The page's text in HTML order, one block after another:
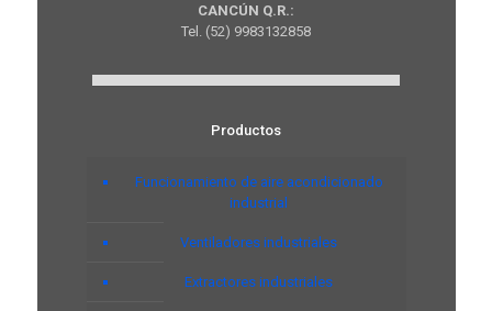
CANCÚN Q.R.:
Tel. (52) 9983132858
Productos
Funcionamiento de aire acondicionado
industrial
Ventiladores industriales
Extractores industriales